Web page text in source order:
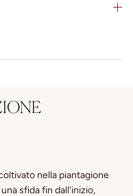
nella piantagione
sfida fin dall'inizio,